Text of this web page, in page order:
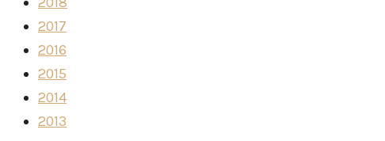
2017
2016
2015
2014
2013